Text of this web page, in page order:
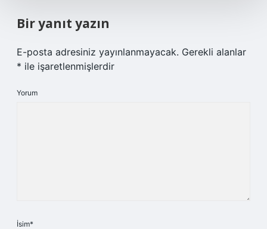
Bir yanıt yazın
E-posta adresiniz yayınlanmayacak. Gerekli alanlar
* ile işaretlenmişlerdir
Yorum
İsim*